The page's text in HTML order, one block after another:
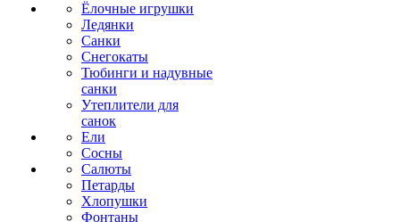
Ёлочные игрушки
Ледянки
Санки
Снегокаты
Тюбинги и надувные
санки
Утеплители для
санок
Ели
Сосны
Салюты
Петарды
Хлопушки
Фонтаны